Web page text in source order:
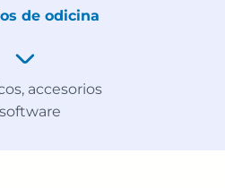
de odicina
accesorios